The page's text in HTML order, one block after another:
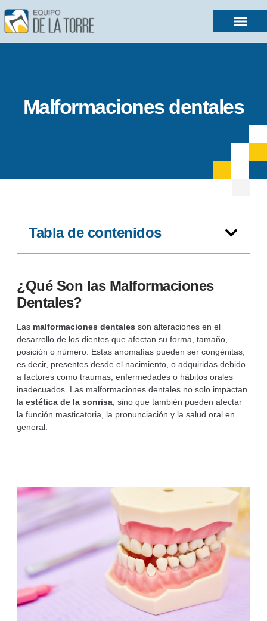
Malformaciones dentales
Tabla de contenidos
¿Qué Son las Malformaciones
Dentales?
Las malformaciones dentales son alteraciones en el
desarrollo de los dientes que afectan su forma, tamaño,
posición o número. Estas anomalías pueden ser congénitas,
es decir, presentes desde el nacimiento, o adquiridas debido
a factores como traumas, enfermedades o hábitos orales
inadecuados. Las malformaciones dentales no solo impactan
la estética de la sonrisa, sino que también pueden afectar
la función masticatoria, la pronunciación y la salud oral en
general.